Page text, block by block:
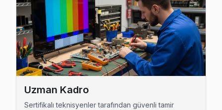
Uzman Kadro
Sertifikalı teknisyenler tarafından güvenli tamir